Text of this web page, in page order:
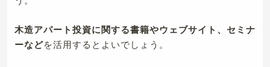
木造アパート投資に関する書籍やウェブサイト、セミナ
ーなどを活用するとよいでしょう。